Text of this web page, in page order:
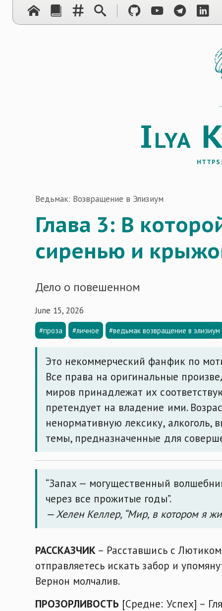
Ilya
Ведьмак: Возвращение в Элизиум
Глава 3: В
сиренью и
Дело о повешенном
June 15, 2026
#проза #личное #ведьмак возвращение в элизиум
Это некоммерческий фанфик по
Все права на оригинальные
миров принадлежат их
претендует на владение ими.
ненормативную лексику,
темы, предназначенные для
“Запах — могущественный
через все прожитые годы”.
— Хелен Келлер, “Мир, в котором я
РАССКАЗЧИК – Расставшись с
отправляетесь искать забор и
Вернон молчалив.
ПРОЗОРЛИВОСТЬ [Средне: Успех] –